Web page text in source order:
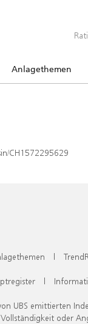
Anlagethemen
CH1572295629
|
|
UBS emittierten
oder